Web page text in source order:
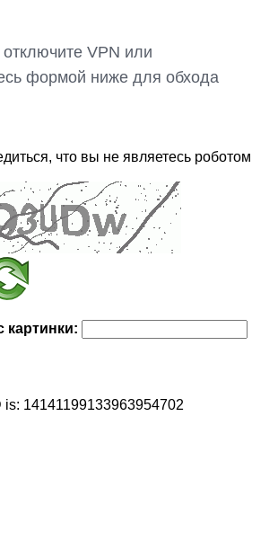
VPN или
формой ниже для обхода
что вы не являетесь роботом
картинки:
is: 14141199133963954702